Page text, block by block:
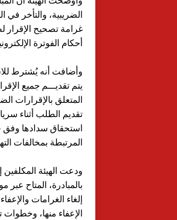
الضريبية، والتأخر في
غرامة تصحيح الإقرار
أحكام الفوترة
وأضافت أنه يُشترط
يتم تقديـــم جميع
المتعلق بالإقرارات
تقديم الطلب أثناء
استحقاق سدادها وفق
المرتبطة بمخالفات
ودعت الهيئة
بالمبادرة، المتاح
إلغاء الغرامات
الإعفاء منها،